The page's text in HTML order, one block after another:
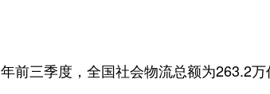
前三季度，全国社会物流总额为263.2万